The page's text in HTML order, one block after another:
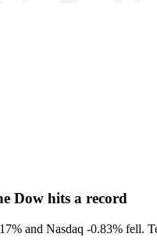
Dow hits a record
and Nasdaq -0.83% fell.